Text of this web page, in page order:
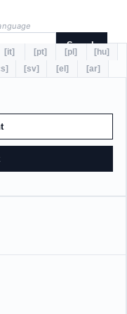
Search
[it] [pt] [pl]
[hu]
[sv] [el] [ar]